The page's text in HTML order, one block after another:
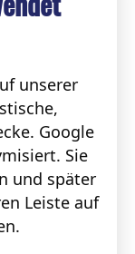
unserer
Google
Sie
und später
Leiste auf